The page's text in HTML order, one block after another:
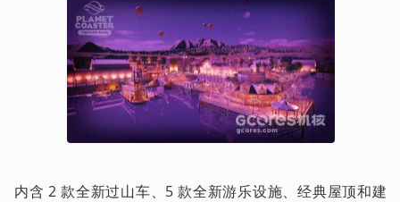
内含 2 款全新过山车、5 款全新游乐设施、经典屋顶和建